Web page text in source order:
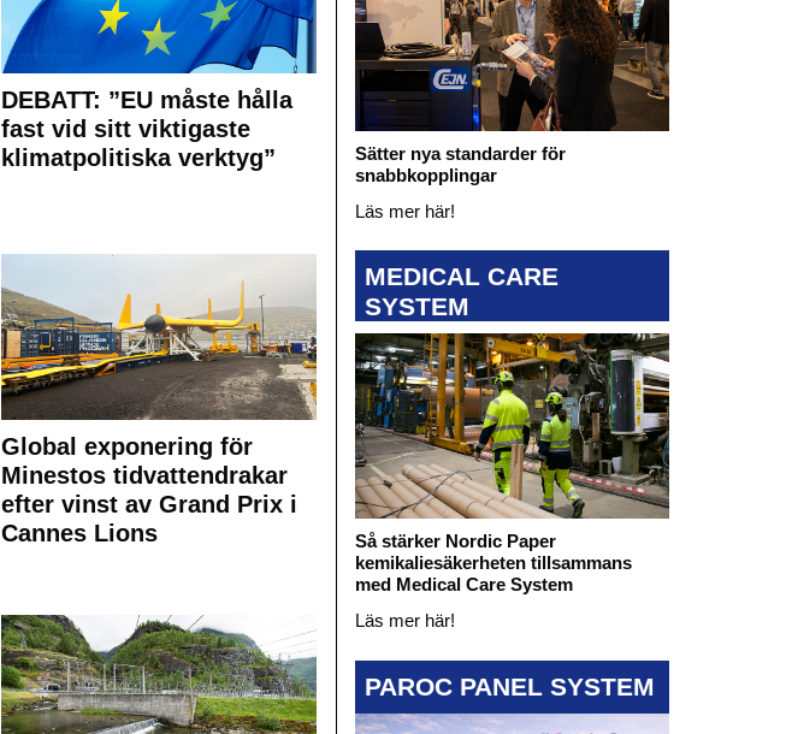
DEBATT: ”EU måste hålla
fast vid sitt viktigaste
klimatpolitiska verktyg”
Global exponering för
Minestos tidvattendrakar
efter vinst av Grand Prix i
Cannes Lions
Sätter nya standarder för
snabbkopplingar
Läs mer här!
MEDICAL CARE
SYSTEM
Så stärker Nordic Paper
kemikaliesäkerheten tillsammans
med Medical Care System
Läs mer här!
PAROC PANEL SYSTEM